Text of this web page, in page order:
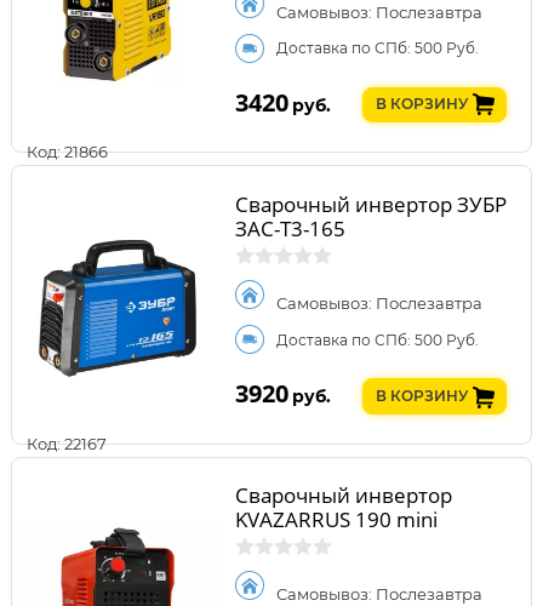
Код: 21866
Самовывоз: Послезавтра
Доставка по СПб: 500 Руб.
3420 руб. В КОРЗИНУ
Код: 22167
Сварочный инвертор ЗУБР
ЗАС-Т3-165
Самовывоз: Послезавтра
Доставка по СПб: 500 Руб.
3920 руб. В КОРЗИНУ
Сварочный инвертор
KVAZARRUS 190 mini
Самовывоз: Послезавтра